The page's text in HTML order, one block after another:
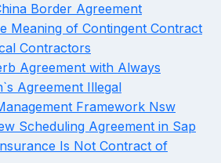
Border Agreement
Meaning of Contingent Contract
Contractors
Agreement with Always
Agreement Illegal
Framework Nsw
Scheduling Agreement in Sap
Is Not Contract of